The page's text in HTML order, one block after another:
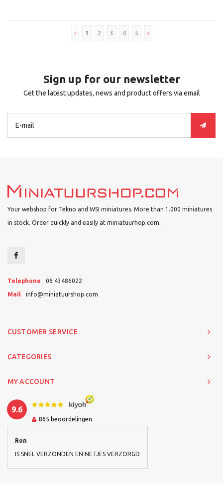
1 2 3 4 5
Sign up for our newsletter
Get the latest updates, news and product offers via email
Your webshop for Tekno and WSI miniatures. More than 1.000 miniatures
in stock. Order quickly and easily at miniatuurhop.com.
Telephone 06 43486022
Mail info@miniatuurshop.com
CUSTOMER SERVICE
CATEGORIES
MY ACCOUNT
9.6
865 beoordelingen
Ron
IS SNEL VERZONDEN EN NETJES VERZORGD